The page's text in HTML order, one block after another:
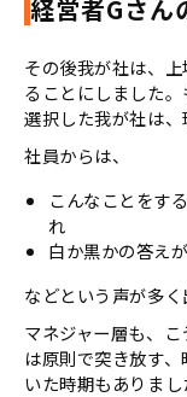
経営者Gさん
その後我が社は、
ることにしました
選択した我が社は、
社員からは、
こんなことをす
れ
白か黒かの答え
などという声が多く
マネジャー層も、
は原則で突き放す
いた時期もありまし